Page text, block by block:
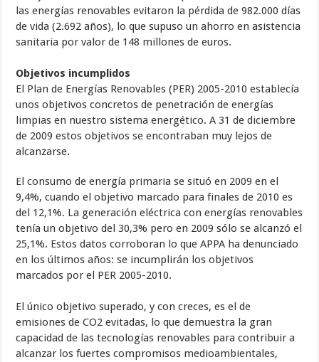
las energías renovables evitaron la pérdida de 982.000 días
de vida (2.692 años), lo que supuso un ahorro en asistencia
sanitaria por valor de 148 millones de euros.
Objetivos incumplidos
El Plan de Energías Renovables (PER) 2005-2010 establecía
unos objetivos concretos de penetración de energías
limpias en nuestro sistema energético. A 31 de diciembre
de 2009 estos objetivos se encontraban muy lejos de
alcanzarse.
El consumo de energía primaria se situó en 2009 en el
9,4%, cuando el objetivo marcado para finales de 2010 es
del 12,1%. La generación eléctrica con energías renovables
tenía un objetivo del 30,3% pero en 2009 sólo se alcanzó el
25,1%. Estos datos corroboran lo que APPA ha denunciado
en los últimos años: se incumplirán los objetivos
marcados por el PER 2005-2010.
El único objetivo superado, y con creces, es el de
emisiones de CO2 evitadas, lo que demuestra la gran
capacidad de las tecnologías renovables para contribuir a
alcanzar los fuertes compromisos medioambientales,